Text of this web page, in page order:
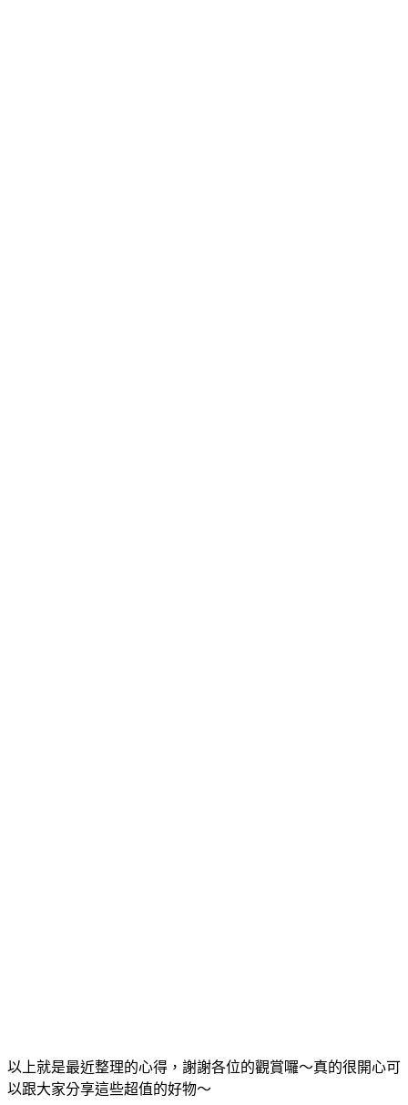
以上就是最近整理的心得，謝謝各位的觀賞囉～真的很開心可
以跟大家分享這些超值的好物～